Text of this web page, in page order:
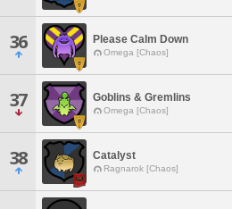
36 Please Calm Down
Omega [Chaos]
37 Goblins & Gremlins
Omega [Chaos]
38 Catalyst
Ragnarok [Chaos]